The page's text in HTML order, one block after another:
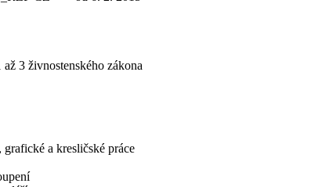
3 živnostenského zákona
a kresličské práce